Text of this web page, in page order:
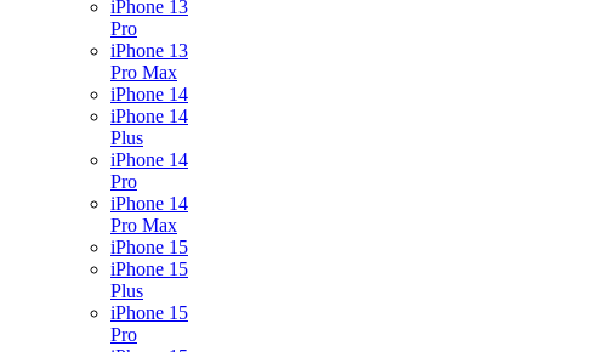
iPhone 13
Pro
iPhone 13
Pro Max
iPhone 14
iPhone 14
Plus
iPhone 14
Pro
iPhone 14
Pro Max
iPhone 15
iPhone 15
Plus
iPhone 15
Pro